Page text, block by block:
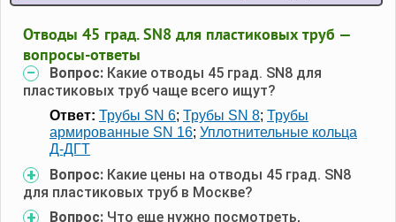
Отводы 45 град. SN8 для пластиковых труб —
вопросы-ответы
Вопрос: Какие отводы 45 град. SN8 для
пластиковых труб чаще всего ищут?
Ответ: Трубы SN 6; Трубы SN 8; Трубы
армированные SN 16; Уплотнительные кольца
Д-ДГТ
Вопрос: Какие цены на отводы 45 град. SN8
для пластиковых труб в Москве?
Вопрос: Что еще нужно посмотреть,